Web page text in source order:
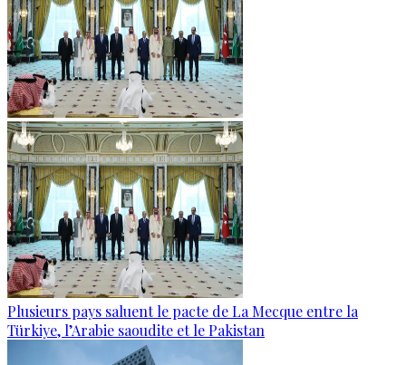
Plusieurs pays saluent le pacte de La Mecque entre la
Türkiye, l’Arabie saoudite et le Pakistan